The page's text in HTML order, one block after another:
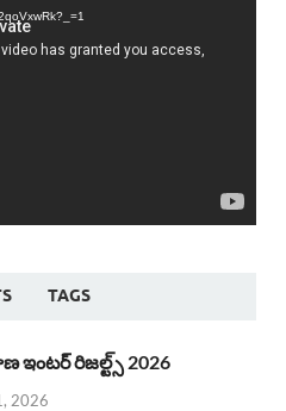
TAGS
ఇంటర్ రిజల్ట్స్ 2026
2026